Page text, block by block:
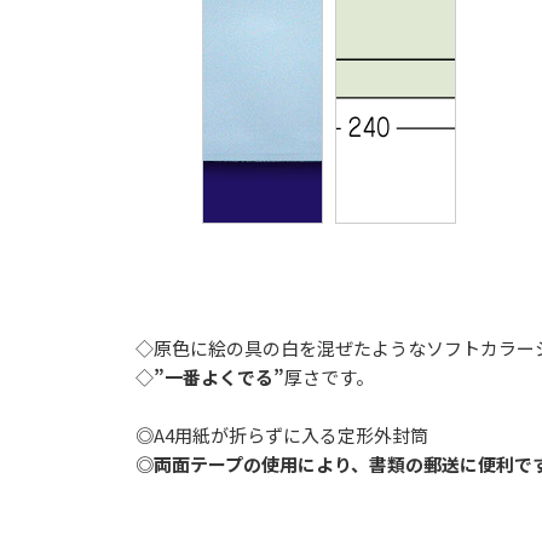
◇原色に絵の具の白を混ぜたようなソフトカラー
◇”一番よくでる”厚さです。
◎A4用紙が折らずに入る定形外封筒
◎両面テープの使用により、書類の郵送に便利で